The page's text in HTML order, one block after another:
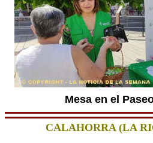
Mesa en el
CALAHORRA (LA